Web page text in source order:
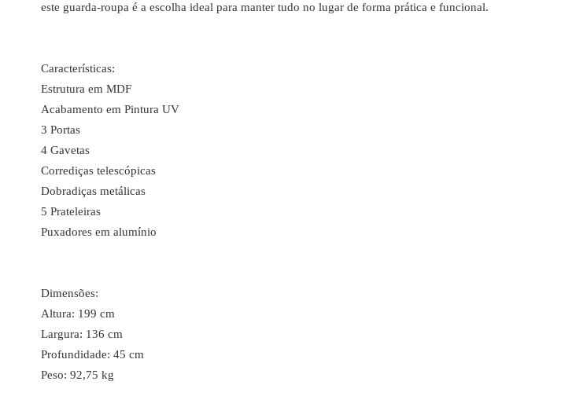
este guarda-roupa é a escolha ideal para manter tudo no lugar de forma prática e funcional.
Características:
Estrutura em MDF
Acabamento em Pintura UV
3 Portas
4 Gavetas
Corrediças telescópicas
Dobradiças metálicas
5 Prateleiras
Puxadores em alumínio
Dimensões:
Altura: 199 cm
Largura: 136 cm
Profundidade: 45 cm
Peso: 92,75 kg